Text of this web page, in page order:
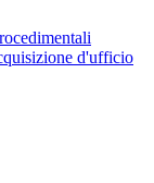
d'ufficio